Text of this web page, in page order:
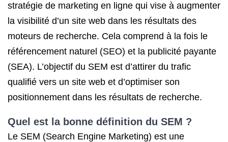
stratégie de marketing en ligne qui vise à augmenter
la visibilité d’un site web dans les résultats des
moteurs de recherche. Cela comprend à la fois le
référencement naturel (SEO) et la publicité payante
(SEA). L’objectif du SEM est d’attirer du trafic
qualifié vers un site web et d’optimiser son
positionnement dans les résultats de recherche.
Quel est la bonne définition du SEM ?
Le SEM (Search Engine Marketing) est une